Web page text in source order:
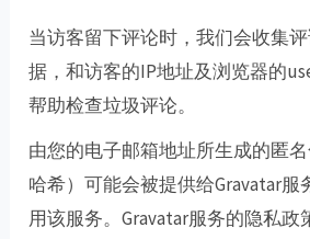
当访客留下评论时，我们会收集
据，和访客的IP地址及浏览器的
帮助检查垃圾评论。
由您的电子邮箱地址所生成的匿
哈希）可能会被提供给Gravatar服
用该服务。Gravatar服务的隐私政